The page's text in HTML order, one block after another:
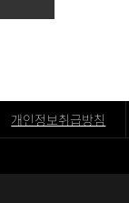
개인정보취급방침